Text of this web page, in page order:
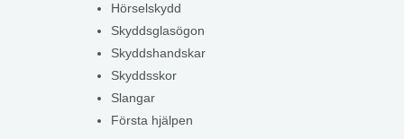
Hörselskydd
Skyddsglasögon
Skyddshandskar
Skyddsskor
Slangar
Första hjälpen